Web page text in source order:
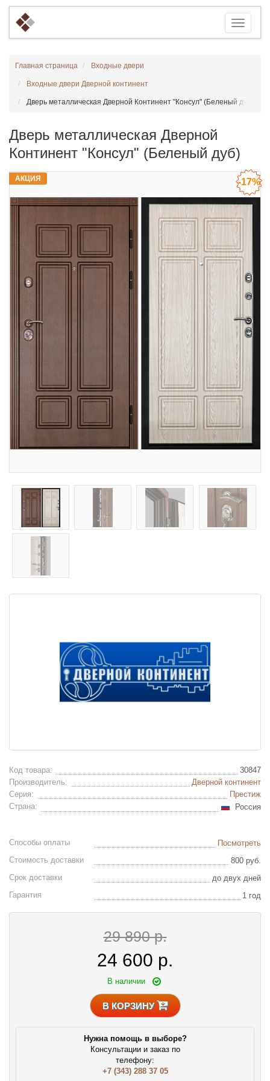
Главная страница Входные двери
Входные двери Дверной континент
Дверь металлическая Дверной Континент "Консул" (Беленый дуб)
Дверь металлическая Дверной
Континент "Консул" (Беленый дуб)
АКЦИЯ -17%
Код товара:
30847
Производитель:
Дверной континент
Серия:
Престиж
Страна:
Россия
Способы оплаты
Посмотреть
Стоимость доставки
800 руб.
Срок доставки
до двух дней
Гарантия
1 год
29 890 р.
24 600 р.
В наличии
В КОРЗИНУ
Нужна помощь в выборе?
Консультации и заказ по
телефону:
+7 (343) 288 37 05